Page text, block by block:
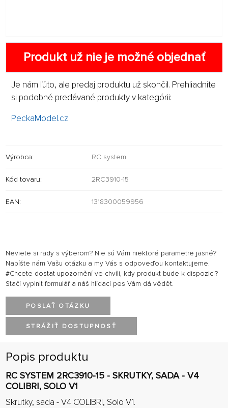
Produkt už nie je možné objednať
Je nám ľúto, ale predaj produktu už skončil. Prehliadnite
si podobné predávané produkty v kategórii:
PeckaModel.cz
Výrobca: RC system
Kód tovaru: 2RC3910-15
EAN: 1318300059956
Neviete si rady s výberom? Nie sú Vám niektoré parametre jasné?
Napíšte nám Vašu otázku a my Vás s odpoveďou kontaktujeme.
#Chcete dostat upozornění ve chvíli, kdy produkt bude k dispozici?
Stačí vyplnit formulář a náš hlídací pes Vám dá vědět.
POSLAŤ OTÁZKU
STRÁŽIŤ DOSTUPNOSŤ
Popis produktu
RC SYSTEM 2RC3910-15 - SKRUTKY, SADA - V4
COLIBRI, SOLO V1
Skrutky, sada - V4 COLIBRI, Solo V1.